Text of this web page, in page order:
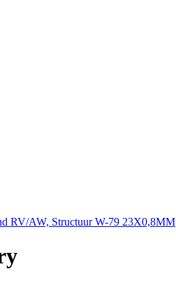
RV/AW, Structuur W-79 23X0,8MM